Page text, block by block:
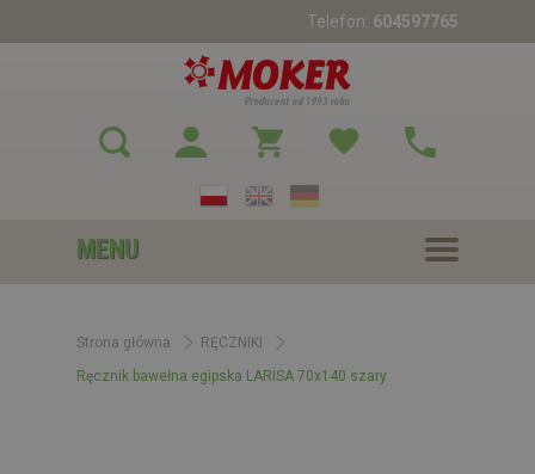
Telefon: 604597765
MENU
Strona główna
RĘCZNIKI
Ręcznik bawełna egipska LARISA 70x140 szary